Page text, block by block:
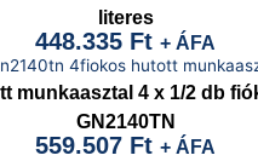
literes
448.335 Ft + ÁFA
munkaasztal 4 x 1/2 db
GN2140TN
559.507 Ft + ÁFA